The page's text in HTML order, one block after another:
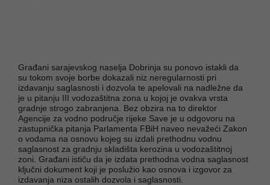
Građani sarajevskog naselja Dobrinja su ponovo istakli da
su tokom svoje borbe dokazali niz neregularnosti pri
izdavanju saglasnosti i dozvola te apelovali na nadležne da
je u pitanju III vodozaštitna zona u kojoj je ovakva vrsta
gradnje strogo zabranjena. Bez obzira na to direktor
Agencije za vodno područje rijeke Save je u odgovoru na
zastupnička pitanja Parlamenta FBiH naveo nevažeći Zakon
o vodama na osnovu kojeg su izdali prethodnu vodnu
saglasnost za gradnju skladišta kerozina u vodozaštitnoj
zoni. Građani ističu da je izdata prethodna vodna saglasnost
ključni dokument koji je poslužio kao osnova i izgovor za
izdavanja niza ostalih dozvola i saglasnosti.